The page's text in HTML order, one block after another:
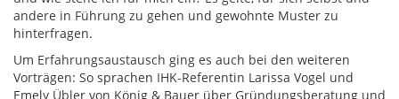
andere in Führung zu gehen und gewohnte Muster zu
hinterfragen.
Um Erfahrungsaustausch ging es auch bei den weiteren
Vorträgen: So sprachen IHK-Referentin Larissa Vogel und
Emely Übler von König & Bauer über Gründungsberatung und